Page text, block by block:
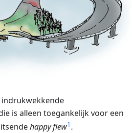
is alleen toegankelijk voor een
happy flew1 .